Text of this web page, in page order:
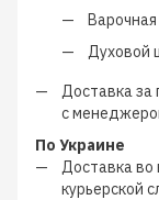
Духовой
Доставка за
с
По Украине
Доставка во
курьерской